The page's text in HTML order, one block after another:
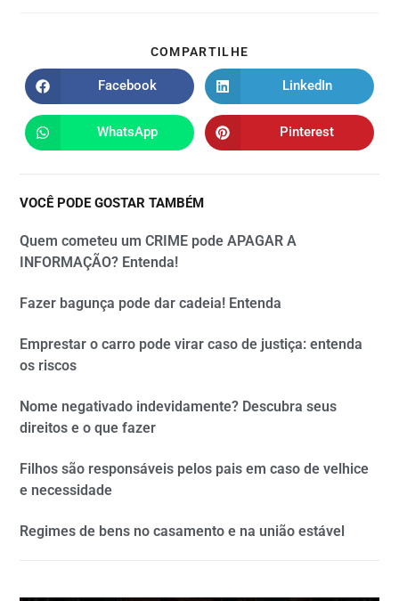
COMPARTILHE
Facebook LinkedIn
WhatsApp Pinterest
VOCÊ PODE GOSTAR TAMBÉM
Quem cometeu um CRIME pode APAGAR A
INFORMAÇÃO? Entenda!
Fazer bagunça pode dar cadeia! Entenda
Emprestar o carro pode virar caso de justiça: entenda
os riscos
Nome negativado indevidamente? Descubra seus
direitos e o que fazer
Filhos são responsáveis pelos pais em caso de velhice
e necessidade
Regimes de bens no casamento e na união estável